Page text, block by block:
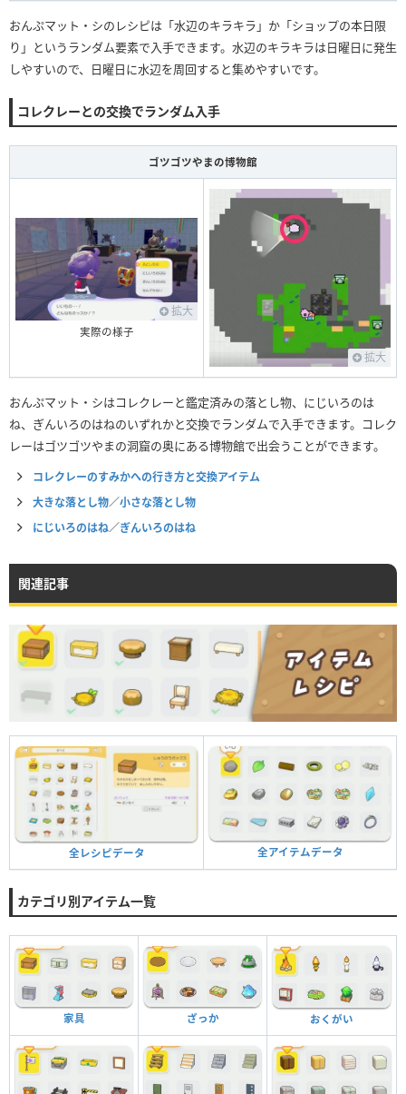
おんぷマット・シのレシピは「水辺のキラキラ」か「ショップの本日限
り」というランダム要素で入手できます。水辺のキラキラは日曜日に発生
しやすいので、日曜日に水辺を周回すると集めやすいです。
コレクレーとの交換でランダム入手
ゴツゴツやまの博物館
拡大
実際の様子
拡大
おんぷマット・シはコレクレーと鑑定済みの落とし物、にじいろのは
ね、ぎんいろのはねのいずれかと交換でランダムで入手できます。コレク
レーはゴツゴツやまの洞窟の奥にある博物館で出会うことができます。
コレクレーのすみかへの行き方と交換アイテム
大きな落とし物／小さな落とし物
にじいろのはね／ぎんいろのはね
関連記事
全レシピデータ 全アイテムデータ
カテゴリ別アイテム一覧
家具 ざっか おくがい